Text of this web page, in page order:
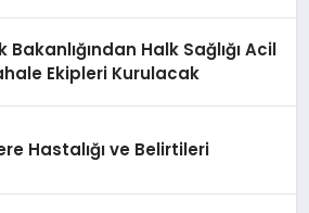
Bakanlığından Halk Sağlığı Acil
Ekipleri Kurulacak
Hastalığı ve Belirtileri